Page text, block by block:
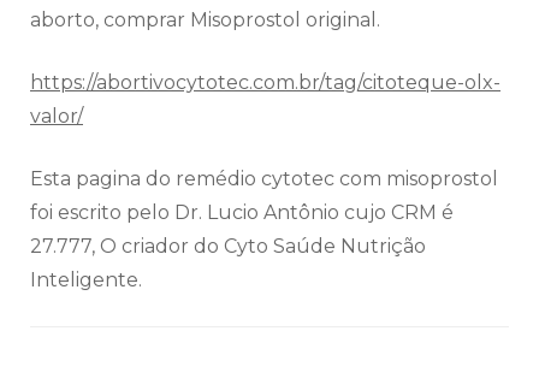
aborto, comprar Misoprostol original.
https://abortivocytotec.com.br/tag/citoteque-olx-
valor/
Esta pagina do remédio cytotec com misoprostol
foi escrito pelo Dr. Lucio Antônio cujo CRM é
27.777, O criador do Cyto Saúde Nutrição
Inteligente.